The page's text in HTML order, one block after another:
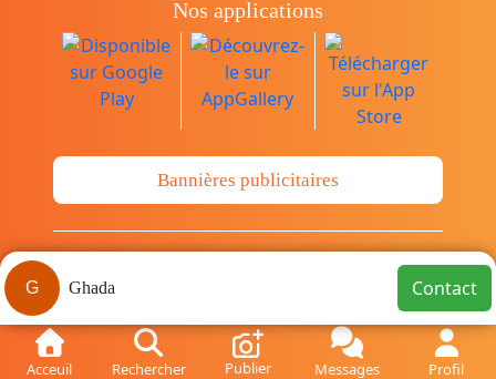
Acceuil Rechercher Publier Messages Profil
G Ghada Contact
Nos applications
Bannières publicitaires
© Copyright 2014-2026 Cava.tn Limited Tous